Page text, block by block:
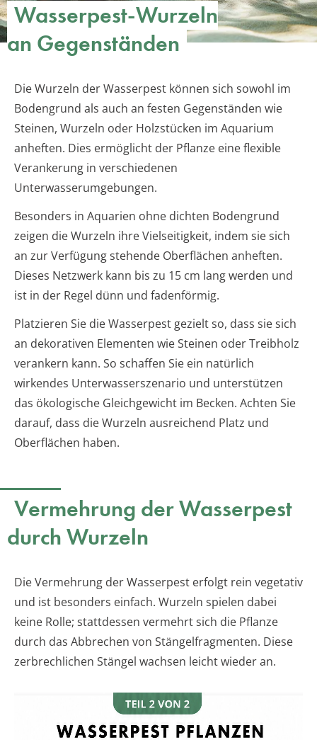
Wasserpest-Wurzeln
an Gegenständen
Die Wurzeln der Wasserpest können sich sowohl im
Bodengrund als auch an festen Gegenständen wie
Steinen, Wurzeln oder Holzstücken im Aquarium
anheften. Dies ermöglicht der Pflanze eine flexible
Verankerung in verschiedenen
Unterwasserumgebungen.
Besonders in Aquarien ohne dichten Bodengrund
zeigen die Wurzeln ihre Vielseitigkeit, indem sie sich
an zur Verfügung stehende Oberflächen anheften.
Dieses Netzwerk kann bis zu 15 cm lang werden und
ist in der Regel dünn und fadenförmig.
Platzieren Sie die Wasserpest gezielt so, dass sie sich
an dekorativen Elementen wie Steinen oder Treibholz
verankern kann. So schaffen Sie ein natürlich
wirkendes Unterwasserszenario und unterstützen
das ökologische Gleichgewicht im Becken. Achten Sie
darauf, dass die Wurzeln ausreichend Platz und
Oberflächen haben.
Vermehrung der Wasserpest
durch Wurzeln
Die Vermehrung der Wasserpest erfolgt rein vegetativ
und ist besonders einfach. Wurzeln spielen dabei
keine Rolle; stattdessen vermehrt sich die Pflanze
durch das Abbrechen von Stängelfragmenten. Diese
zerbrechlichen Stängel wachsen leicht wieder an.